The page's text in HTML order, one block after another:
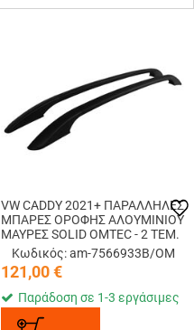
VW CADDY 2021+ ΠΑΡΑΛΛΗΛΕΣ
ΜΠΑΡΕΣ ΟΡΟΦΗΣ ΑΛΟΥΜΙΝΙΟΥ
ΜΑΥΡΕΣ SOLID OMTEC - 2 TEM.
Κωδικός: am-7566933B/OM
121,00€
Παράδοση σε 1-3 εργάσιμες